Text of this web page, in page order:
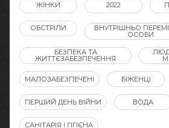
ЖІНКИ 2022
ОБСТРІЛИ ВНУТРІШНЬО
ОСОБИ
БЕЗПЕКА ТА
ЖИТТЄЗАБЕЗПЕЧЕННЯ
МАЛОЗАБЕЗПЕЧЕНІ БІЖЕНЦІ
ПЕРШИЙ ДЕНЬ ВІЙНИ ВОДА
САНІТАРІЯ І ГІГІЄНА